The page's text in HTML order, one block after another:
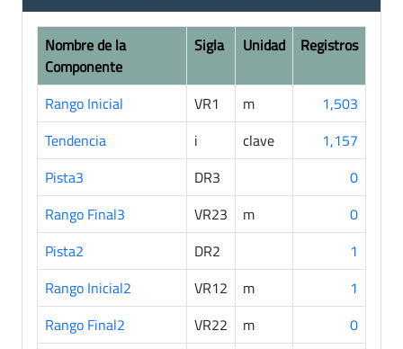
Nombre de la
Componente
Sigla Unidad Registros
Rango Inicial VR1 m
1,503
Tendencia
i clave
1,157
Pista3
DR3
0
Rango Final3
VR23 m
0
Pista2
DR2
1
Rango Inicial2
VR12 m
1
Rango Final2
VR22 m
0